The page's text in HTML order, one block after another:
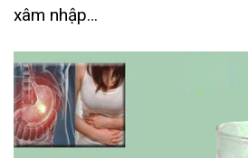
xâm nhập…